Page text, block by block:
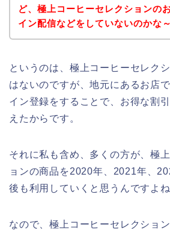
ど、極上コーヒーセレクションの
イン配信などをしていないのかな～
というのは、極上コーヒーセレク
はないのですが、地元にあるお店
イン登録をすることで、お得な割
えたからです。
それに私も含め、多くの方が、極
ョンの商品を2020年、2021年、
後も利用していくと思うんですよ
なので、極上コーヒーセレクショ